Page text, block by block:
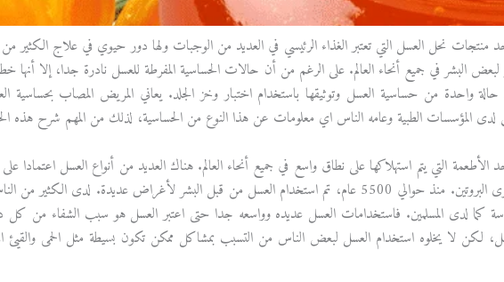
منتجات نحل العسل التي تعتبر الغذاء الرئيسي في العديد من الوجبات ولها دور حيوي في علاج الكثير
البشر في جميع أنحاء العالم. على الرغم من أن حالات الحساسية المفرطة للعسل نادرة جدا، إلا أنها
حالة واحدة من حساسية العسل وتوثيقها باستخدام اختبار وخز الجلد. يعاني المريض المصاب
المؤسسات الطبية وعامه الناس اي معلومات عن هذا النوع من الحساسية، لذلك من المهم شرح هذه
التي يتم استهلاكها على نطاق واسع في جميع أنحاء العالم. هناك العديد من أنواع العسل اعتمادا
والطعم ومحتوى البروتين. منذ حوالي 5500 عام، تم استخدام العسل من قبل البشر لأغراض عديدة.
كما لدى المسلمين. فاستخدامات العسل عديده وواسعه جدا حتى اعتبر العسل هو سبب الشفاء من
لكن لا يخلوه استخدام العسل لبعض الناس من التسبب بمشاكل ممكن تكون بسيطة مثل الحمى والقيئ